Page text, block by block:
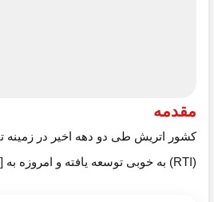
مقدمه
کشور اتریش طی دو دهه اخیر در زمینه
(RTI) به خوبی توسعه یافته و امروزه به […]